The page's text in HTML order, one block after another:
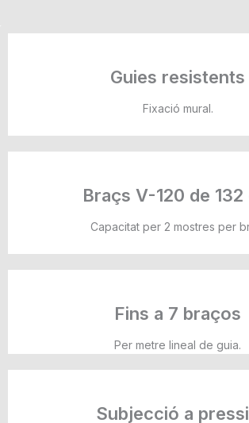
Guies resistents
Fixació mural.
Braçs V-120 de 132
Capacitat per 2 mostres per
Fins a 7 braços
Per metre lineal de guia.
Subjecció a